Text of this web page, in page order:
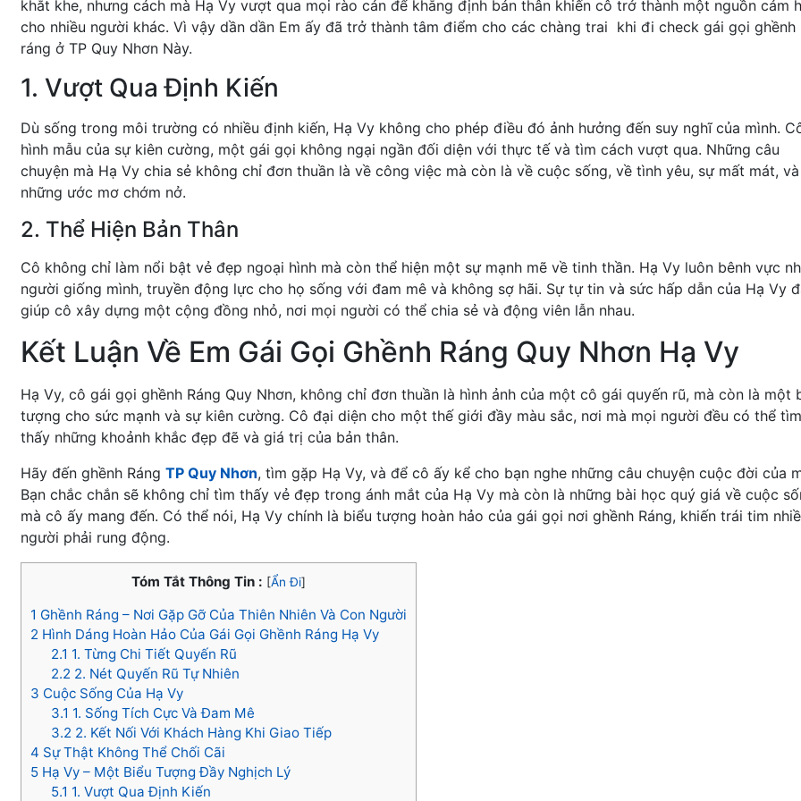
khắt khe, nhưng cách mà Hạ Vy vượt qua mọi rào cản để khẳng định bản thân khiến cô trở thành một nguồn cảm
cho nhiều người khác. Vì vậy dần dần Em ấy đã trở thành tâm điểm cho các chàng trai khi đi check gái gọi ghềnh
ráng ở TP Quy Nhơn Này.
1. Vượt Qua Định Kiến
Dù sống trong môi trường có nhiều định kiến, Hạ Vy không cho phép điều đó ảnh hưởng đến suy nghĩ của mình.
hình mẫu của sự kiên cường, một gái gọi không ngại ngần đối diện với thực tế và tìm cách vượt qua. Những câu
chuyện mà Hạ Vy chia sẻ không chỉ đơn thuần là về công việc mà còn là về cuộc sống, về tình yêu, sự mất mát,
những ước mơ chớm nở.
2. Thể Hiện Bản Thân
Cô không chỉ làm nổi bật vẻ đẹp ngoại hình mà còn thể hiện một sự mạnh mẽ về tinh thần. Hạ Vy luôn bênh vực
người giống mình, truyền động lực cho họ sống với đam mê và không sợ hãi. Sự tự tin và sức hấp dẫn của Hạ Vy
giúp cô xây dựng một cộng đồng nhỏ, nơi mọi người có thể chia sẻ và động viên lẫn nhau.
Kết Luận Về Em Gái Gọi Ghềnh Ráng Quy Nhơn Hạ Vy
Hạ Vy, cô gái gọi ghềnh Ráng Quy Nhơn, không chỉ đơn thuần là hình ảnh của một cô gái quyến rũ, mà còn là một
tượng cho sức mạnh và sự kiên cường. Cô đại diện cho một thế giới đầy màu sắc, nơi mà mọi người đều có thể tìm
thấy những khoảnh khắc đẹp đẽ và giá trị của bản thân.
Hãy đến ghềnh Ráng TP Quy Nhơn, tìm gặp Hạ Vy, và để cô ấy kể cho bạn nghe những câu chuyện cuộc đời của
Bạn chắc chắn sẽ không chỉ tìm thấy vẻ đẹp trong ánh mắt của Hạ Vy mà còn là những bài học quý giá về cuộc
mà cô ấy mang đến. Có thể nói, Hạ Vy chính là biểu tượng hoàn hảo của gái gọi nơi ghềnh Ráng, khiến trái tim
người phải rung động.
Tóm Tắt Thông Tin : [Ẩn Đi]
1 Ghềnh Ráng – Nơi Gặp Gỡ Của Thiên Nhiên Và Con Người
2 Hình Dáng Hoàn Hảo Của Gái Gọi Ghềnh Ráng Hạ Vy
2.1 1. Từng Chi Tiết Quyến Rũ
2.2 2. Nét Quyến Rũ Tự Nhiên
3 Cuộc Sống Của Hạ Vy
3.1 1. Sống Tích Cực Và Đam Mê
3.2 2. Kết Nối Với Khách Hàng Khi Giao Tiếp
4 Sự Thật Không Thể Chối Cãi
5 Hạ Vy – Một Biểu Tượng Đầy Nghịch Lý
5.1 1. Vượt Qua Định Kiến